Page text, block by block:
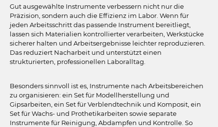
Gut ausgewählte Instrumente verbessern nicht nur die
Präzision, sondern auch die Effizienz im Labor. Wenn für
jeden Arbeitsschritt das passende Instrument bereitliegt,
lassen sich Materialien kontrollierter verarbeiten, Werkstücke
sicherer halten und Arbeitsergebnisse leichter reproduzieren.
Das reduziert Nacharbeit und unterstützt einen
strukturierten, professionellen Laboralltag.
Besonders sinnvoll ist es, Instrumente nach Arbeitsbereichen
zu organisieren: ein Set für Modellherstellung und
Gipsarbeiten, ein Set für Verblendtechnik und Komposit, ein
Set für Wachs- und Prothetikarbeiten sowie separate
Instrumente für Reinigung, Abdampfen und Kontrolle. So